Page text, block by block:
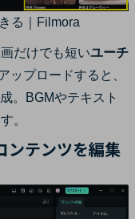
る｜Filmora
だけでも短いユーチ
ップロードすると、
。BGMやテキスト
。
ンテンツを編集